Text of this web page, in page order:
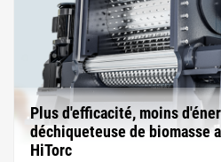
Plus d'efficacité, moins
déchiqueteuse de biomasse
HiTorc